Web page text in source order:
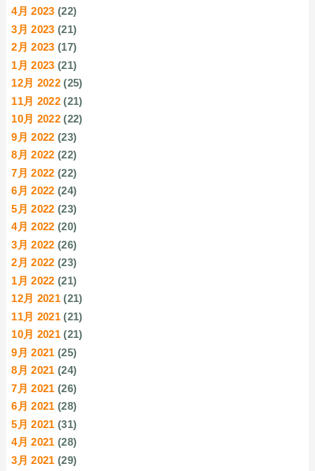
4月 2023 (22)
3月 2023 (21)
2月 2023 (17)
1月 2023 (21)
12月 2022 (25)
11月 2022 (21)
10月 2022 (22)
9月 2022 (23)
8月 2022 (22)
7月 2022 (22)
6月 2022 (24)
5月 2022 (23)
4月 2022 (20)
3月 2022 (26)
2月 2022 (23)
1月 2022 (21)
12月 2021 (21)
11月 2021 (21)
10月 2021 (21)
9月 2021 (25)
8月 2021 (24)
7月 2021 (26)
6月 2021 (28)
5月 2021 (31)
4月 2021 (28)
3月 2021 (29)